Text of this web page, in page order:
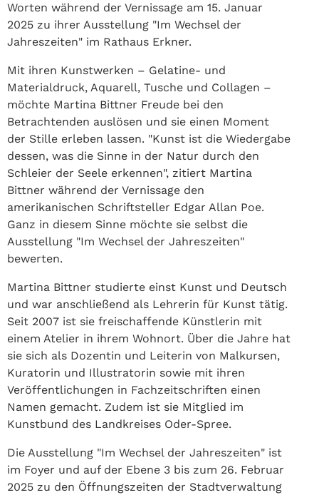
Worten während der Vernissage am 15. Januar
2025 zu ihrer Ausstellung "Im Wechsel der
Jahreszeiten" im Rathaus Erkner.
Mit ihren Kunstwerken – Gelatine- und
Materialdruck, Aquarell, Tusche und Collagen –
möchte Martina Bittner Freude bei den
Betrachtenden auslösen und sie einen Moment
der Stille erleben lassen. "Kunst ist die Wiedergabe
dessen, was die Sinne in der Natur durch den
Schleier der Seele erkennen", zitiert Martina
Bittner während der Vernissage den
amerikanischen Schriftsteller Edgar Allan Poe.
Ganz in diesem Sinne möchte sie selbst die
Ausstellung "Im Wechsel der Jahreszeiten"
bewerten.
Martina Bittner studierte einst Kunst und Deutsch
und war anschließend als Lehrerin für Kunst tätig.
Seit 2007 ist sie freischaffende Künstlerin mit
einem Atelier in ihrem Wohnort. Über die Jahre hat
sie sich als Dozentin und Leiterin von Malkursen,
Kuratorin und Illustratorin sowie mit ihren
Veröffentlichungen in Fachzeitschriften einen
Namen gemacht. Zudem ist sie Mitglied im
Kunstbund des Landkreises Oder-Spree.
Die Ausstellung "Im Wechsel der Jahreszeiten" ist
im Foyer und auf der Ebene 3 bis zum 26. Februar
2025 zu den Öffnungszeiten der Stadtverwaltung